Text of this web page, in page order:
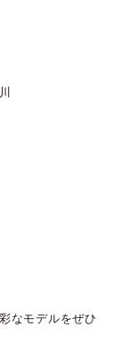
なモデルをぜひ